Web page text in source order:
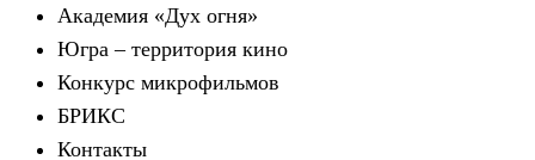
Академия «Дух огня»
Югра – территория кино
Конкурс микрофильмов
БРИКС
Контакты